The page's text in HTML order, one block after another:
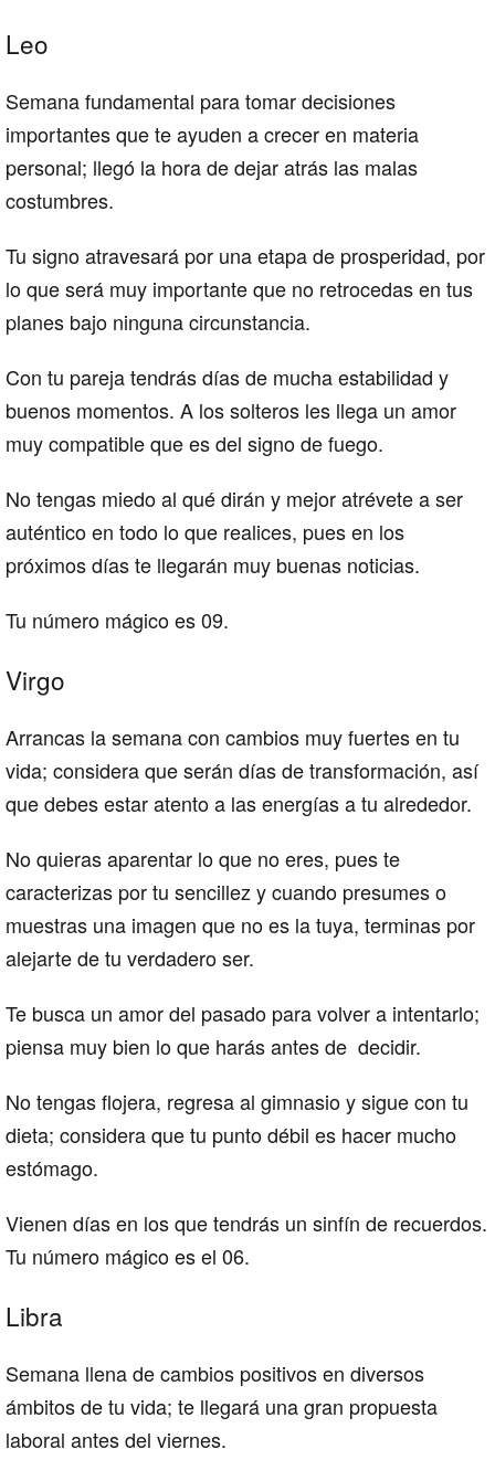
Leo
Semana fundamental para tomar decisiones
importantes que te ayuden a crecer en materia
personal; llegó la hora de dejar atrás las malas
costumbres.
Tu signo atravesará por una etapa de prosperidad, por
lo que será muy importante que no retrocedas en tus
planes bajo ninguna circunstancia.
Con tu pareja tendrás días de mucha estabilidad y
buenos momentos. A los solteros les llega un amor
muy compatible que es del signo de fuego.
No tengas miedo al qué dirán y mejor atrévete a ser
auténtico en todo lo que realices, pues en los
próximos días te llegarán muy buenas noticias.
Tu número mágico es 09.
Virgo
Arrancas la semana con cambios muy fuertes en tu
vida; considera que serán días de transformación, así
que debes estar atento a las energías a tu alrededor.
No quieras aparentar lo que no eres, pues te
caracterizas por tu sencillez y cuando presumes o
muestras una imagen que no es la tuya, terminas por
alejarte de tu verdadero ser.
Te busca un amor del pasado para volver a intentarlo;
piensa muy bien lo que harás antes de decidir.
No tengas flojera, regresa al gimnasio y sigue con tu
dieta; considera que tu punto débil es hacer mucho
estómago.
Vienen días en los que tendrás un sinfín de recuerdos.
Tu número mágico es el 06.
Libra
Semana llena de cambios positivos en diversos
ámbitos de tu vida; te llegará una gran propuesta
laboral antes del viernes.